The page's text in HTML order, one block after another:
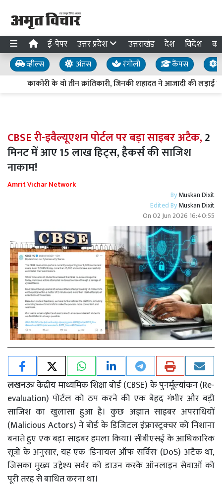
ई-पेपर उत्तर प्रदेश उत्तराखंड देश विदेश
व्हील्स अंतस रंगोली कैंपस
काकोरी के वो तीन क्रांतिकारी, जिनकी शहादत ने आजादी की लड़ाई
CBSE री-इवैल्यूएशन पोर्टल पर बड़ा साइबर अटैक,2
मिनट में आए 15 लाख हिट्स, हैकर्स की साजिश
नाकाम!
Amrit Vichar Network
ByMuskan Dixit
Edited ByMuskan Dixit
On02 Jun 2026 16:40:55
लखनऊःकेंद्रीय माध्यमिक शिक्षा बोर्ड (CBSE) के पुनर्मूल्यांकन (Re-
evaluation) पोर्टल को ठप करने की एक बेहद गंभीर और बड़ी
साजिश का खुलासा हुआ है। कुछ अज्ञात साइबर अपराधियों
(Malicious Actors) ने बोर्ड के डिजिटल इंफ्रास्ट्रक्चर को निशाना
बनाते हुए एक बड़ा साइबर हमला किया। सीबीएसई के आधिकारिक
सूत्रों के अनुसार, यह एक 'डिनायल ऑफ सर्विस' (DoS) अटैक था,
जिसका मुख्य उद्देश्य सर्वर को डाउन करके ऑनलाइन सेवाओं को
पूरी तरह से बाधित करना था।